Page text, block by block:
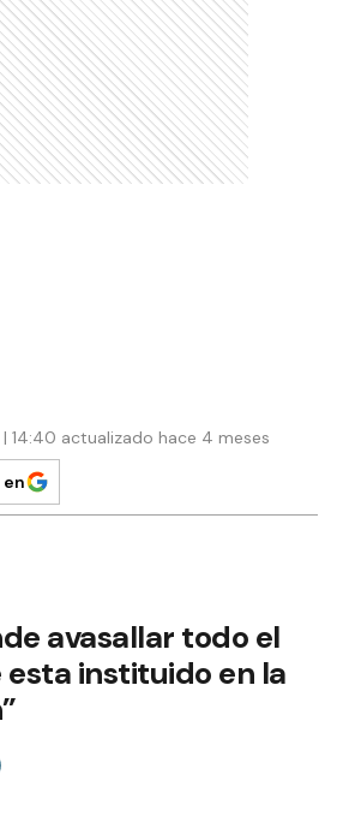
14:40 actualizado hace 4 meses
avasallar todo el
instituido en la